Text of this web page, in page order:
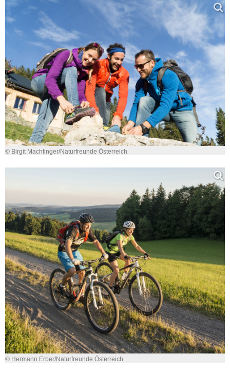
© Birgit Machtinger/Naturfreunde Österreich
© Hermann Erber/Naturfreunde Österreich